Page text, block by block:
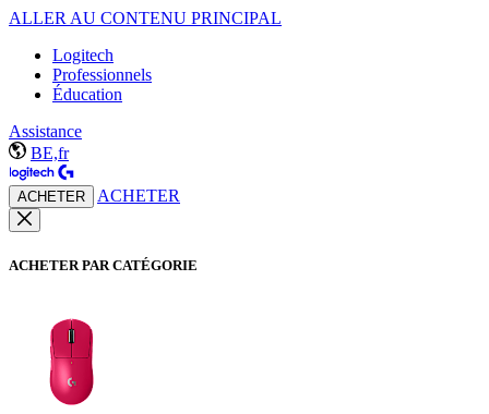
ALLER AU CONTENU PRINCIPAL
Logitech
Professionnels
Éducation
Assistance
BE,fr
ACHETER ACHETER
ACHETER PAR CATÉGORIE